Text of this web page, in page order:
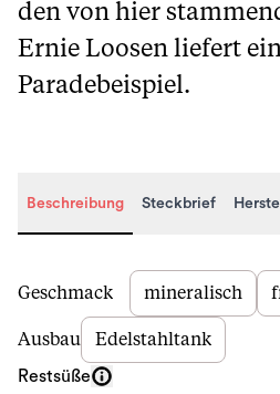
den von hier
Ernie Loosen liefert
Paradebeispiel.
Beschreibung Steckbrief
Beschreibung
Geschmack mineralisch
Ausbau Edelstahltank
Restsüße